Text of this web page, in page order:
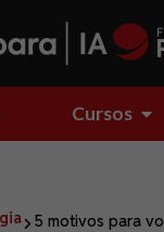
Cursos
5 motivos para